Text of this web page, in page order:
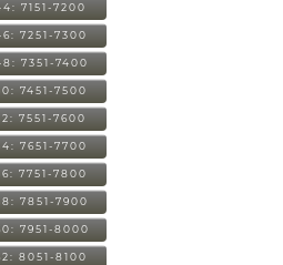
7151-7200
7251-7300
7351-7400
7451-7500
7551-7600
7651-7700
7751-7800
7851-7900
7951-8000
8051-8100